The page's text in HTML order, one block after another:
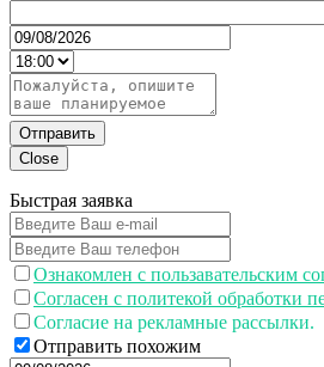
Отправить
Close
Быстрая заявка
Ознакомлен с пользавательским
Согласен с политекой обработки
Согласие на рекламные рассылки.
Отправить похожим